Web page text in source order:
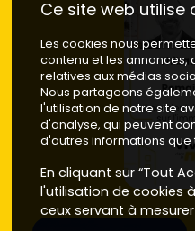
Ce site web utilise
Les cookies nous
contenu et les annonces,
relatives aux médias
Nous partageons
l'utilisation de notre site
d'analyse, qui peuvent
d'autres informations que
En cliquant sur “Tout
l'utilisation de cookies
ceux servant à